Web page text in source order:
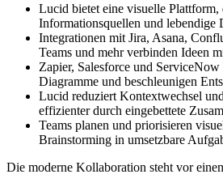
Lucid bietet eine visuelle Plattform,
Informationsquellen und lebendige
Integrationen mit Jira, Asana,
Teams und mehr verbinden Ideen
Zapier, Salesforce und
Diagramme und beschleunigen
Lucid reduziert Kontextwechsel
effizienter durch eingebettete
Teams planen und priorisieren
Brainstorming in umsetzbare
Die moderne Kollaboration steht vor